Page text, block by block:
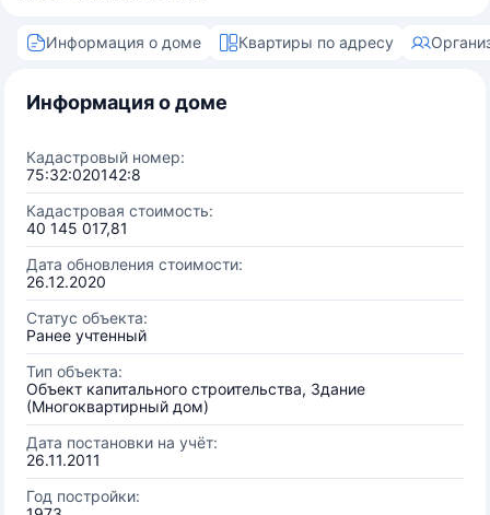
Информация о доме Квартиры по адресу
Информация о доме
Кадастровый номер:
75:32:020142:8
Кадастровая стоимость:
40 145 017,81
Дата обновления стоимости:
26.12.2020
Статус объекта:
Ранее учтенный
Тип объекта:
Объект капитального строительства, Здание
(Многоквартирный дом)
Дата постановки на учёт:
26.11.2011
Год постройки: